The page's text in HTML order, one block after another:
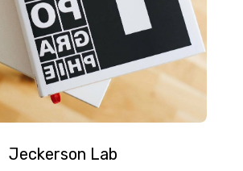
Jeckerson Lab